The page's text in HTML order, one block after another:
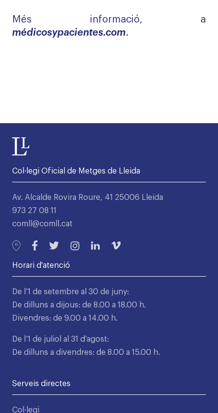
Més informació, a
médicosypacientes.com.
Col·legi Oficial de Metges de Lleida
Av. Alcalde Rovira Roure, 41 25006 Lleida
973 27 08 11
comll@comll.cat
Horari d'atenció
De l’1 de setembre al 30 de juny:
De dilluns a dijous: de 8.00 a 18.00 h.
Divendres: de 9.00 a 14.00 h.
De l’1 de juliol al 31 d’agost:
De dilluns a divendres: de 8.00 a 15.00 h.
Serveis directes
Col·legi